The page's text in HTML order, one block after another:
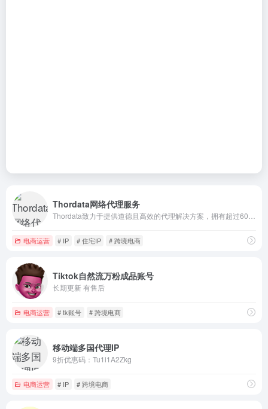
Thordata网络代理服务
电商运营 # IP # 住宅IP # 跨境电商
Tiktok自然流万粉成品账号
长期更新 有售后
电商运营 # tk账号 # 跨境电商
移动端多国代理IP
9折优惠码：Tu1i1A2Zkg
电商运营 # IP # 跨境电商